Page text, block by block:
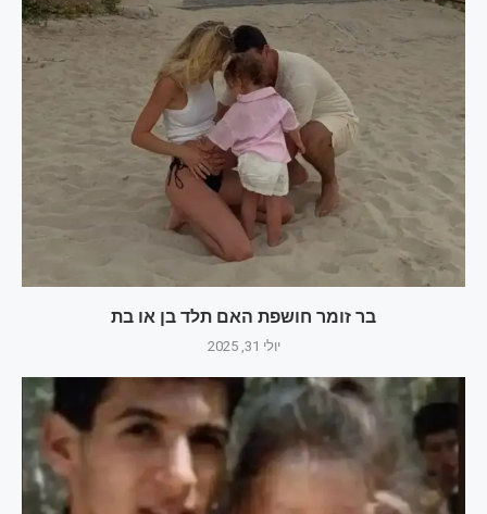
בר זומר חושפת האם תלד בן או בת
יולי 31, 2025